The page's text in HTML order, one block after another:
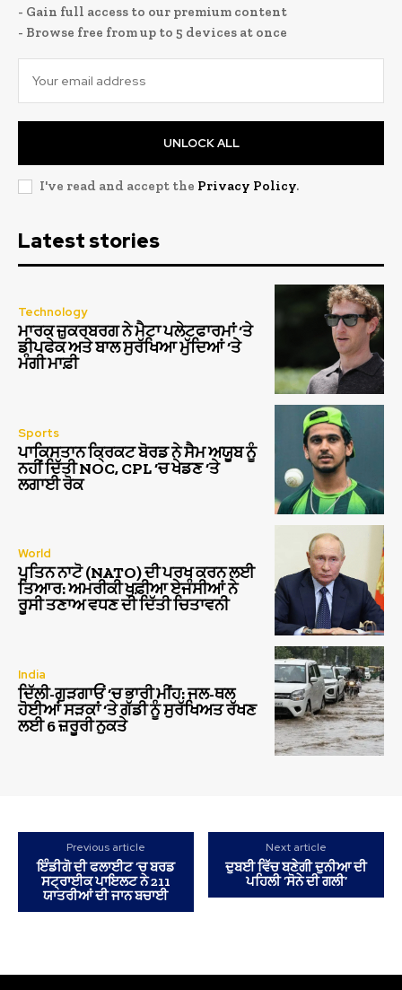
- Gain full access to our premium content
- Browse free from up to 5 devices at once
UNLOCK ALL
I've read and accept the Privacy Policy.
Latest stories
Technology
ਮਾਰਕ ਜ਼ੁਕਰਬਰਗ ਨੇ ਮੈਟਾ ਪਲੇਟਫਾਰਮਾਂ ‘ਤੇ
ਡੀਪਫੇਕ ਅਤੇ ਬਾਲ ਸੁਰੱਖਿਆ ਮੁੱਦਿਆਂ ‘ਤੇ
ਮੰਗੀ ਮਾਫ਼ੀ
Sports
ਪਾਕਿਸਤਾਨ ਕ੍ਰਿਕਟ ਬੋਰਡ ਨੇ ਸੈਮ ਅਯੂਬ ਨੂੰ
ਨਹੀਂ ਦਿੱਤੀ NOC, CPL ‘ਚ ਖੇਡਣ ‘ਤੇ
ਲਗਾਈ ਰੋਕ
World
ਪੁਤਿਨ ਨਾਟੋ (NATO) ਦੀ ਪਰਖ ਕਰਨ ਲਈ
ਤਿਆਰ: ਅਮਰੀਕੀ ਖੁਫ਼ੀਆ ਏਜੰਸੀਆਂ ਨੇ
ਰੂਸੀ ਤਣਾਅ ਵਧਣ ਦੀ ਦਿੱਤੀ ਚਿਤਾਵਨੀ
India
ਦਿੱਲੀ-ਗੁੜਗਾਓਂ ‘ਚ ਭਾਰੀ ਮੀਂਹ: ਜਲ-ਥਲ
ਹੋਈਆਂ ਸੜਕਾਂ ‘ਤੇ ਗੱਡੀ ਨੂੰ ਸੁਰੱਖਿਅਤ ਰੱਖਣ
ਲਈ 6 ਜ਼ਰੂਰੀ ਨੁਕਤੇ
Previous article
ਇੰਡੀਗੋ ਦੀ ਫਲਾਈਟ ‘ਚ ਬਰਡ
ਸਟ੍ਰਾਈਕ ਪਾਇਲਟ ਨੇ 211
ਯਾਤਰੀਆਂ ਦੀ ਜਾਨ ਬਚਾਈ
Next article
ਦੁਬਈ ਵਿੱਚ ਬਣੇਗੀ ਦੁਨੀਆ ਦੀ
ਪਹਿਲੀ ‘ਸੋਨੇ ਦੀ ਗਲੀ’